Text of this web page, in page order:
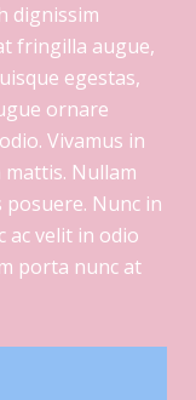
dignissim
fringilla augue,
egestas,
ornare
Vivamus in
mattis. Nullam
Nunc in
ac velit in odio
porta nunc at